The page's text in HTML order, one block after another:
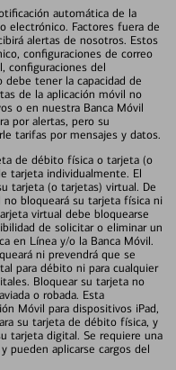
automática de la
electrónico. Factores fuera de
alertas de nosotros. Estos
configuraciones de correo
configuraciones del
tener la capacidad de
de la aplicación móvil no
o en nuestra Banca Móvil
por alertas, pero su
tarifas por mensajes y datos.
de débito física o tarjeta (o
tarjeta individualmente. El
tarjeta (o tarjetas) virtual. De
bloqueará su tarjeta física ni
virtual debe bloquearse
de solicitar o eliminar un
en Línea y/o la Banca Móvil.
ni prevendrá que se
para débito ni para cualquier
Bloquear su tarjeta no
o robada. Esta
Móvil para dispositivos iPad,
su tarjeta de débito física, y
tarjeta digital. Se requiere una
pueden aplicarse cargos del